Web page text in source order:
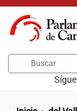
Pasar al